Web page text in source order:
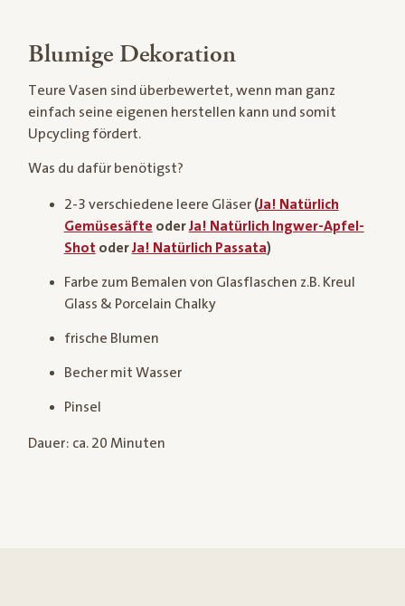
Blumige Dekoration
Teure Vasen sind überbewertet, wenn man ganz
einfach seine eigenen herstellen kann und somit
Upcycling fördert.
Was du dafür benötigst?
2-3 verschiedene leere Gläser (Ja! Natürlich
Gemüsesäfte oderJa! Natürlich Ingwer-Apfel-
Shot oderJa! Natürlich Passata)
Farbe zum Bemalen von Glasflaschen z.B. Kreul
Glass & Porcelain Chalky
frische Blumen
Becher mit Wasser
Pinsel
Dauer: ca. 20 Minuten